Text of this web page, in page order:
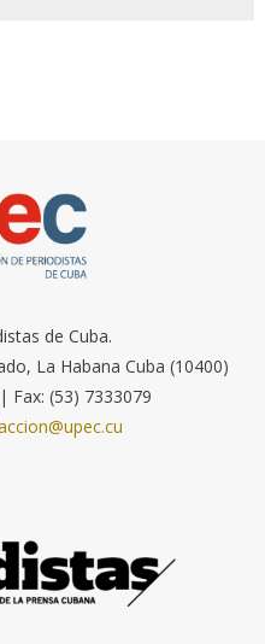
de Cuba.
La Habana Cuba (10400)
Fax: (53) 7333079